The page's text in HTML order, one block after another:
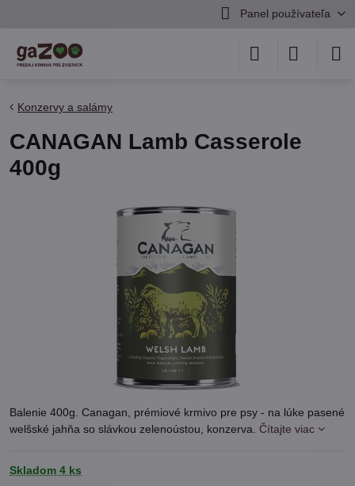
Panel používateľa
Konzervy a salámy
CANAGAN Lamb Casserole
400g
Balenie 400g. Canagan, prémiové krmivo pre psy - na lúke pasené
welšské jahňa so slávkou zelenoústou, konzerva. Čítajte viac
Skladom 4 ks